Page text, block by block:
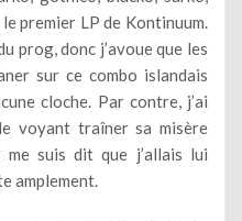
premier LP de Kontinuum.
prog, donc j’avoue que les
sur ce combo islandais
cloche. Par contre, j’ai
voyant traîner sa misère
suis dit que j’allais lui
amplement.